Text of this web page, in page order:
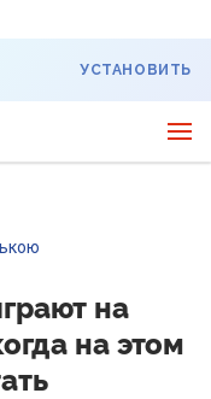
УСТАНОВИТЬ
на
на этом